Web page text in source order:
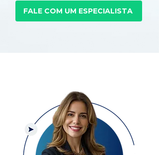
FALE COM UM ESPECIALISTA